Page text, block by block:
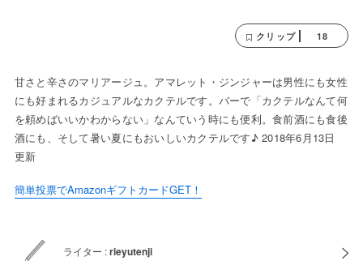
クリップ 18
甘さと辛さのマリアージュ。アマレット・ジンジャーは男性にも女性
にも好まれるカジュアルなカクテルです。バーで「カクテルなんて何
を頼めばいいかわからない」なんていう時にも便利。食前酒にも食後
酒にも、そして暑い夏にもおいしいカクテルです♪ 2018年6月13日
更新
簡単投票でAmazonギフトカードGET！
ライター :rieyutenji